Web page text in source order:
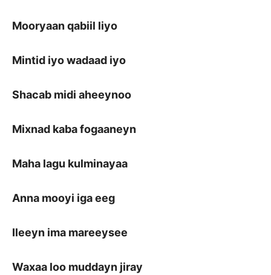
Mooryaan qabiil liyo
Mintid iyo wadaad iyo
Shacab midi aheeynoo
Mixnad kaba fogaaneyn
Maha lagu kulminayaa
Anna mooyi iga eeg
Ileeyn ima mareeysee
Waxaa loo muddayn jiray